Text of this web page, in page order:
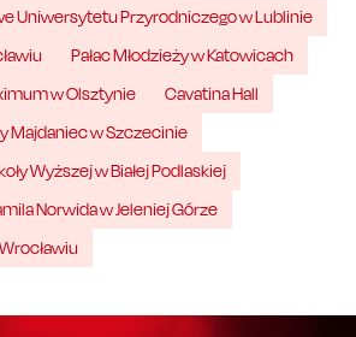
Uniwersytetu Przyrodniczego w Lublinie
Pałac Młodzieży w Katowicach
w Olsztynie
Cavatina Hall
Majdaniec w Szczecinie
Wyższej w Białej Podlaskiej
Norwida w Jeleniej Górze